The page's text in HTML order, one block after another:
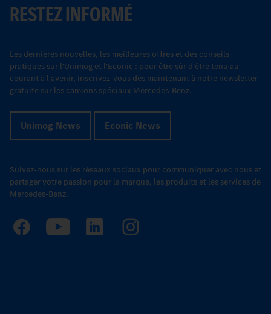
RESTEZ INFORMÉ
Les dernières nouvelles, les meilleures offres et des conseils
pratiques sur l'Unimog et l'Econic : pour être sûr d'être tenu au
courant à l'avenir, inscrivez-vous dès maintenant à notre newsletter
gratuite sur les camions spéciaux Mercedes-Benz.
Unimog News Econic News
Suivez-nous sur les réseaux sociaux pour communiquer avec nous et
partager votre passion pour la marque, les produits et les services de
Mercedes-Benz.